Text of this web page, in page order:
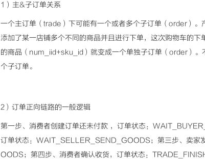
1）主&子订单关系
一个主订单（trade）下可能有一个或者多个子订单（order）。
添加了某一店铺多个不同的商品并且进行下单，这次购物车的
的商品（num_iid+sku_id）就变成一个单独子订单（order）。
个子订单。
2）订单正向链路的一般逻辑
第一步、消费者创建订单还未付款 ，订单状态：
订单状态：WAIT_SELLER_SEND_GOODS；第三步、卖
OODS；第四步、消费者确认收货，订单状态：